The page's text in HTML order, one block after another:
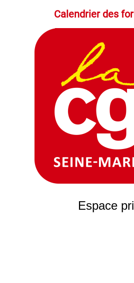
Calendrier des
Espace